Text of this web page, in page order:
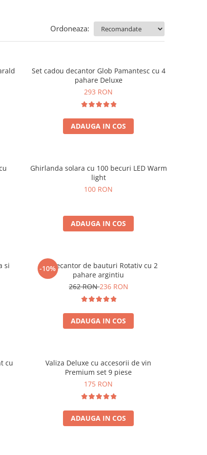
Ordoneaza:
Set cadou decantor Glob Pamantesc cu 4
pahare Deluxe
293 RON
ADAUGA IN COS
Ghirlanda solara cu 100 becuri LED Warm
light
100 RON
ADAUGA IN COS
si
-10%
Set Decantor de bauturi Rotativ cu 2
pahare argintiu
262 RON236 RON
ADAUGA IN COS
cu
Valiza Deluxe cu accesorii de vin
Premium set 9 piese
175 RON
ADAUGA IN COS